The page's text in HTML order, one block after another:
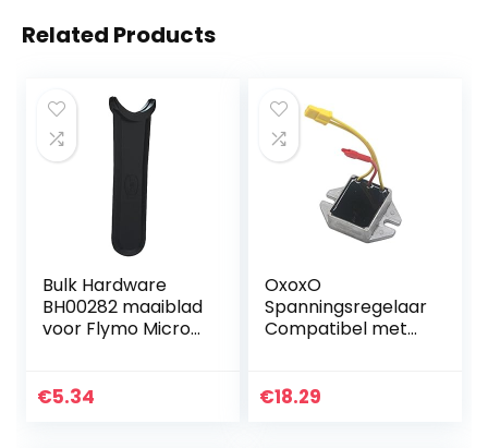
Related Products
Bulk Hardware
BH00282 maaiblad
voor Flymo Micro
€5.34
OxoxO
Spanningsregelaar
Compatibel met
691185 797375
€18.29